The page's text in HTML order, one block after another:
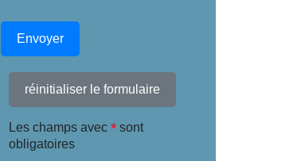
Envoyer
réinitialiser le formulaire
Les champs avec * sont
obligatoires